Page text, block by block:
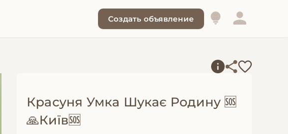
Создать объявление
Красуня Умка Шукає Родину 🆘
🙏Київ🆘